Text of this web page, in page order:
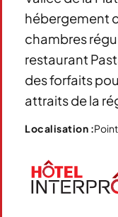
hébergement
chambres
restaurant
des forfaits
attraits de la
Localisation :